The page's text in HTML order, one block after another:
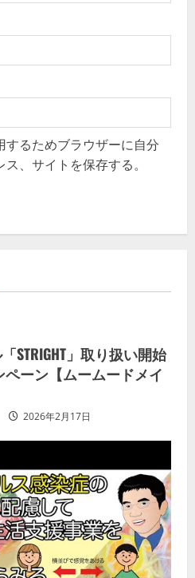
するためブラウザーに自分
、サイトを保存する。
STRIGHT」取り扱い開始
ーン【ムームードメイ
2026年2月17日